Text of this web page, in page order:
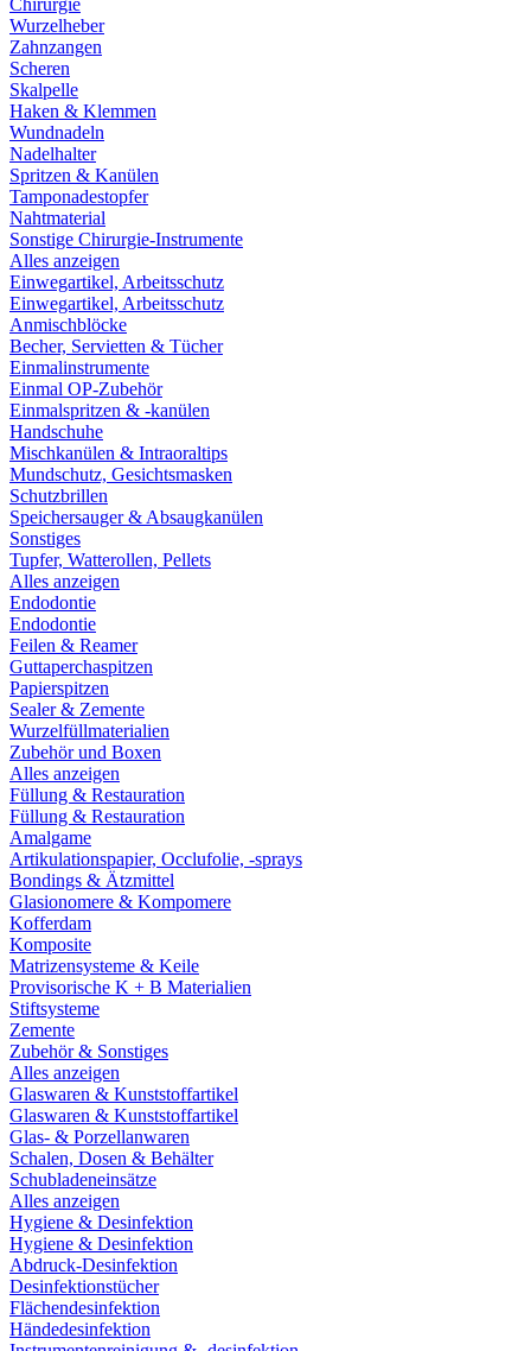
Chirurgie
Wurzelheber
Zahnzangen
Scheren
Skalpelle
Haken & Klemmen
Wundnadeln
Nadelhalter
Spritzen & Kanülen
Tamponadestopfer
Nahtmaterial
Sonstige Chirurgie-Instrumente
Alles anzeigen
Einwegartikel, Arbeitsschutz
Einwegartikel, Arbeitsschutz
Anmischblöcke
Becher, Servietten & Tücher
Einmalinstrumente
Einmal OP-Zubehör
Einmalspritzen & -kanülen
Handschuhe
Mischkanülen & Intraoraltips
Mundschutz, Gesichtsmasken
Schutzbrillen
Speichersauger & Absaugkanülen
Sonstiges
Tupfer, Watterollen, Pellets
Alles anzeigen
Endodontie
Endodontie
Feilen & Reamer
Guttaperchaspitzen
Papierspitzen
Sealer & Zemente
Wurzelfüllmaterialien
Zubehör und Boxen
Alles anzeigen
Füllung & Restauration
Füllung & Restauration
Amalgame
Artikulationspapier, Occlufolie, -sprays
Bondings & Ätzmittel
Glasionomere & Kompomere
Kofferdam
Komposite
Matrizensysteme & Keile
Provisorische K + B Materialien
Stiftsysteme
Zemente
Zubehör & Sonstiges
Alles anzeigen
Glaswaren & Kunststoffartikel
Glaswaren & Kunststoffartikel
Glas- & Porzellanwaren
Schalen, Dosen & Behälter
Schubladeneinsätze
Alles anzeigen
Hygiene & Desinfektion
Hygiene & Desinfektion
Abdruck-Desinfektion
Desinfektionstücher
Flächendesinfektion
Händedesinfektion